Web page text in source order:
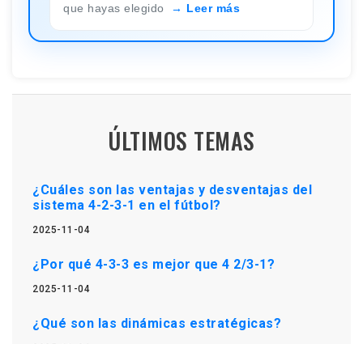
que hayas elegido
Leer más
ÚLTIMOS TEMAS
¿Cuáles son las ventajas y desventajas del
sistema 4-2-3-1 en el fútbol?
2025-11-04
¿Por qué 4-3-3 es mejor que 4 2/3-1?
2025-11-04
¿Qué son las dinámicas estratégicas?